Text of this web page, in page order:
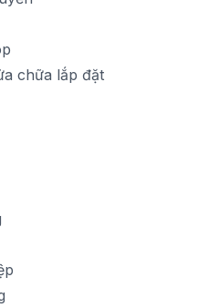
chữa lắp đặt